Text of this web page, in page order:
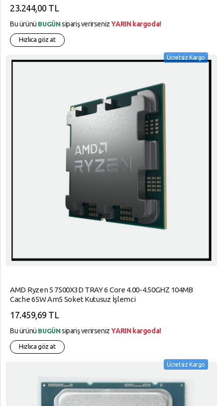
23.244,00 TL
Bu ürünü BUGÜN sipariş verirsenizYARIN kargoda!
Hızlıca göz at
Ücretsiz Kargo
AMD Ryzen 5 7500X3D TRAY 6 Core 4.00-4.50GHZ 104MB
Cache 65W Am5 Soket Kutusuz İşlemci
17.459,69 TL
Bu ürünü BUGÜN sipariş verirsenizYARIN kargoda!
Hızlıca göz at
Ücretsiz Kargo